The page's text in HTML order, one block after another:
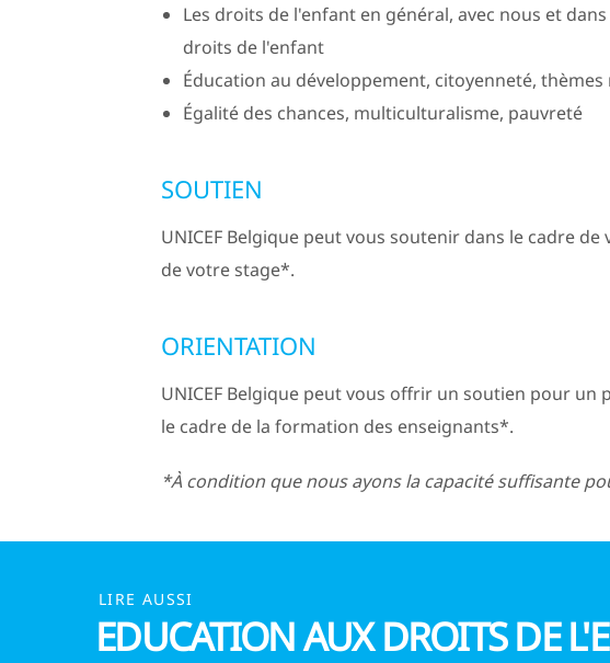
Les droits de l'enfant en général, avec nous et
droits de l'enfant
Éducation au développement, citoyenneté,
Égalité des chances, multiculturalisme, pauvreté
SOUTIEN
UNICEF Belgique peut vous soutenir dans le cadre
de votre stage*.
ORIENTATION
UNICEF Belgique peut vous offrir un soutien pour un
le cadre de la formation des enseignants*.
*À condition que nous ayons la capacité suffisante
LIRE AUSSI
EDUCATION AUX DROITS DE